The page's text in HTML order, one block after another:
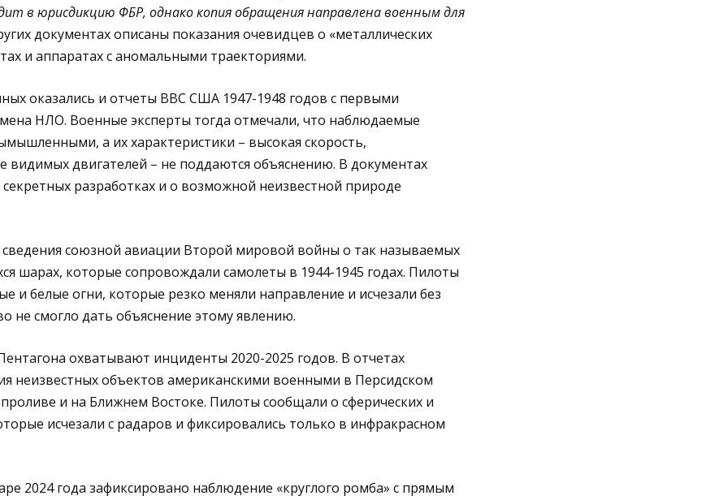
в юрисдикцию ФБР, однако копия обращения направлена военным для
документах описаны показания очевидцев о «металлических
и аппаратах с аномальными траекториями.
оказались и отчеты ВВС США 1947-1948 годов с первыми
НЛО. Военные эксперты тогда отмечали, что наблюдаемые
а их характеристики – высокая скорость,
видимых двигателей – не поддаются объяснению. В документах
разработках и о возможной неизвестной природе
сведения союзной авиации Второй мировой войны о так называемых
шарах, которые сопровождали самолеты в 1944-1945 годах. Пилоты
и белые огни, которые резко меняли направление и исчезали без
не смогло дать объяснение этому явлению.
охватывают инциденты 2020-2025 годов. В отчетах
неизвестных объектов американскими военными в Персидском
и на Ближнем Востоке. Пилоты сообщали о сферических и
исчезали с радаров и фиксировались только в инфракрасном
2024 года зафиксировано наблюдение «круглого ромба» с прямым